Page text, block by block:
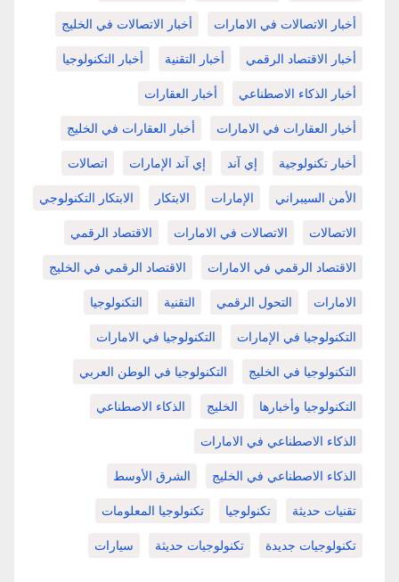
أخبار الاتصالات في الامارات أخبار الاتصالات في الخليج
أخبار الاقتصاد الرقمي أخبار التقنية أخبار التكنولوجيا
أخبار الذكاء الاصطناعي أخبار العقارات
أخبار العقارات في الامارات أخبار العقارات في الخليج
أخبار تكنولوجية إي آند إي آند الإمارات اتصالات
الأمن السيبراني الإمارات الابتكار الابتكار التكنولوجي
الاتصالات الاتصالات في الامارات الاقتصاد الرقمي
الاقتصاد الرقمي في الامارات الاقتصاد الرقمي في الخليج
الامارات التحول الرقمي التقنية التكنولوجيا
التكنولوجيا في الإمارات التكنولوجيا في الامارات
التكنولوجيا في الخليج التكنولوجيا في الوطن العربي
التكنولوجيا وأخبارها الخليج الذكاء الاصطناعي
الذكاء الاصطناعي في الامارات
الذكاء الاصطناعي في الخليج الشرق الأوسط
تقنيات حديثة تكنولوجيا تكنولوجيا المعلومات
تكنولوجيات جديدة تكنولوجيات حديثة سيارات